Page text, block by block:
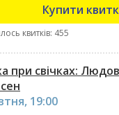
Купити
квитків: 455
при свічках:
19:00